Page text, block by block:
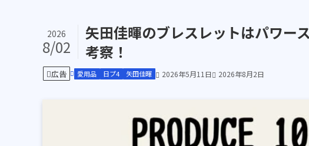
矢田佳暉のブレスレットはパワー
考察！
2026
8/02
広告 愛用品 日プ4 矢田佳暉 2026年5月11日 2026年8月2日